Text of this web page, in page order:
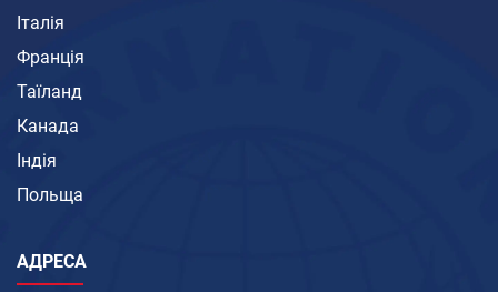
Італія
Франція
Таїланд
Канада
Індія
Польща
АДРЕСА